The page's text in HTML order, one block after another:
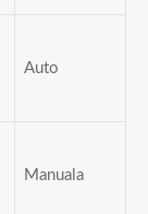
Auto
Manuala